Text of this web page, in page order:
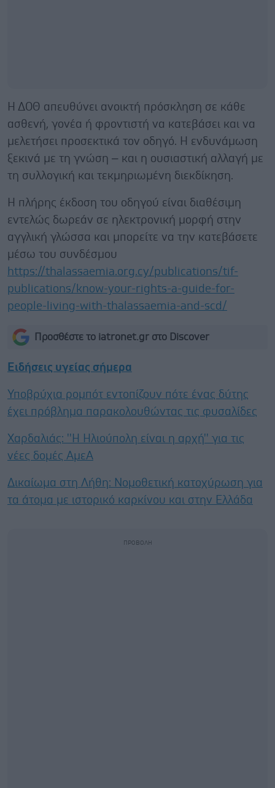
Η ΔΟΘ απευθύνει ανοικτή πρόσκληση σε κάθε
ασθενή, γονέα ή φροντιστή να κατεβάσει και να
μελετήσει προσεκτικά τον οδηγό. Η ενδυνάμωση
ξεκινά με τη γνώση – και η ουσιαστική αλλαγή με
τη συλλογική και τεκμηριωμένη διεκδίκηση.
Η πλήρης έκδοση του οδηγού είναι διαθέσιμη
εντελώς δωρεάν σε ηλεκτρονική μορφή στην
αγγλική γλώσσα και μπορείτε να την κατεβάσετε
μέσω του συνδέσμου
https://thalassaemia.org.cy/publications/tif-
publications/know-your-rights-a-guide-for-
people-living-with-thalassaemia-and-scd/
Προσθέστε το iatronet.gr στο Discover
Ειδήσεις υγείας σήμερα
Υποβρύχια ρομπότ εντοπίζουν πότε ένας δύτης
έχει πρόβλημα παρακολουθώντας τις φυσαλίδες
Χαρδαλιάς: ''Η Ηλιούπολη είναι η αρχή'' για τις
νέες δομές ΑμεΑ
Δικαίωμα στη Λήθη: Νομοθετική κατοχύρωση για
τα άτομα με ιστορικό καρκίνου και στην Ελλάδα